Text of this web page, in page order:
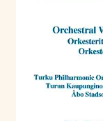
Konserttiliput